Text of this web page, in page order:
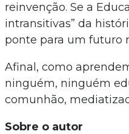
reinvenção. Se a
intransitivas” da
ponte para um futuro
Afinal, como
ninguém, ninguém
comunhão,
Sobre o autor